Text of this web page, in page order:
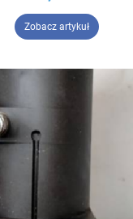
Zobacz artykuł– Napęd